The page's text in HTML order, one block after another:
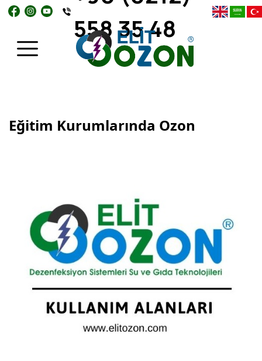
Eğitim Kurumlarında Ozon
558 35 48